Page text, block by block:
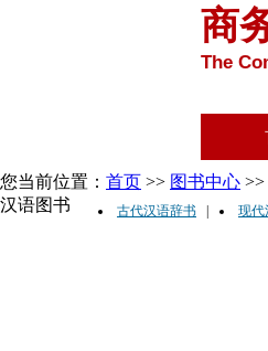
商
The
您当前位置： 首页 >> 图书中心 >>
汉语图书
古代汉语辞书 现代